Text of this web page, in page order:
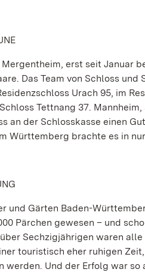
Mergentheim, erst seit Januar
Das Team von Schloss
Urach 95, im
Tettnang 37.
an der Schlosskasse einen
Württemberg brachte es in
und Gärten Baden-
Pärchen gewesen – und
Sechzigjährigen waren
touristisch eher ruhigen
werden. Und der Erfolg war